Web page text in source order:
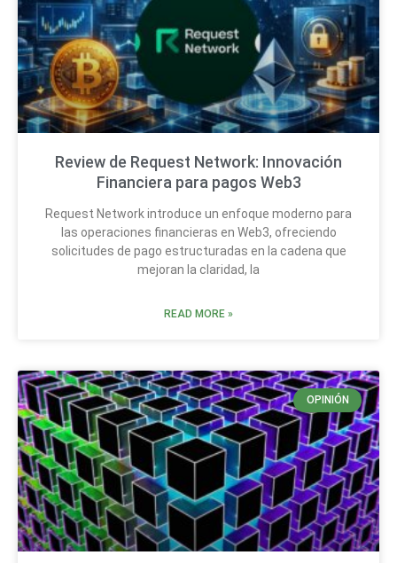
Review de Request Network: Innovación
Financiera para pagos Web3
Request Network introduce un enfoque moderno para
las operaciones financieras en Web3, ofreciendo
solicitudes de pago estructuradas en la cadena que
mejoran la claridad, la
READ MORE »
OPINIÓN